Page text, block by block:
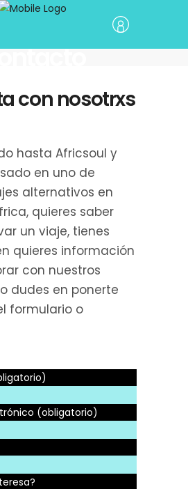
con nosotrxs
hasta Africsoul y
en uno de
alternativos en
quieres saber
un viaje, tienes
quieres información
con nuestros
dudes en ponerte
formulario o
(obligatorio)